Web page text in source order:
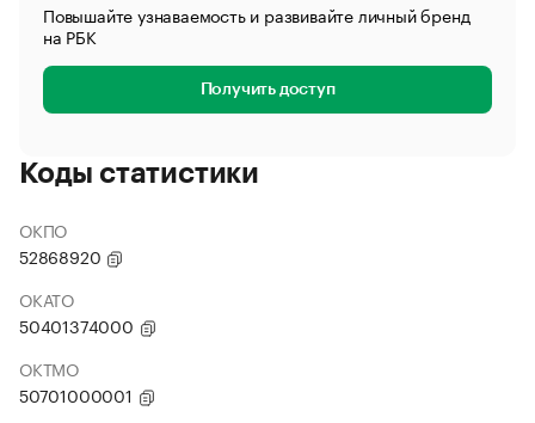
Повышайте узнаваемость и развивайте личный бренд
на РБК
Получить доступ
Коды статистики
ОКПО
52868920
ОКАТО
50401374000
ОКТМО
50701000001